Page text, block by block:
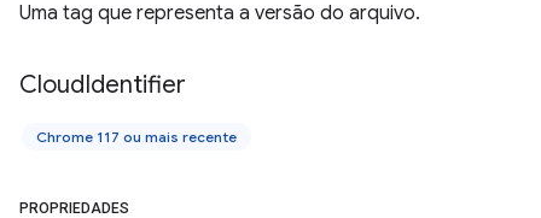
Uma tag que representa a versão do arquivo.
CloudIdentifier
Chrome 117 ou mais recente
PROPRIEDADES